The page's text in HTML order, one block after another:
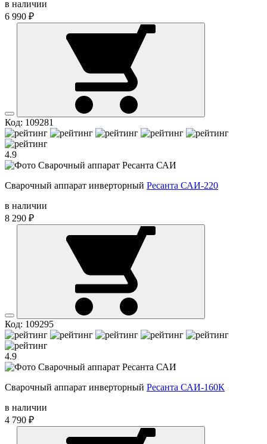
в наличии
6 990 ₽
Код: 109281
4.9
Сварочный аппарат инверторный Ресанта САИ-220
в наличии
8 290 ₽
Код: 109295
4.9
Сварочный аппарат инверторный Ресанта САИ-160К
в наличии
4 790 ₽